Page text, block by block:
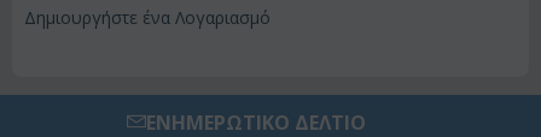
Δημιουργήστε ένα Λογαριασμό
ΕΝΗΜΕΡΩΤΙΚΟ ΔΕΛΤΙΟ